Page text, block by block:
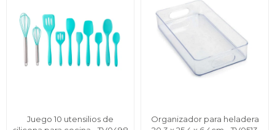
Juego 10 utensilios de
Organizador para heladera